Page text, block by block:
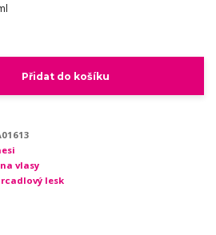
Přidat do košíku
vlasy
lesk